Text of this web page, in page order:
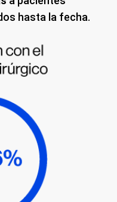
hasta la fecha.